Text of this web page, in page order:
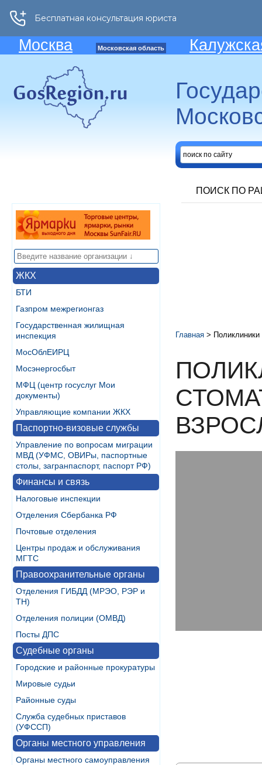
Москва Московская область
ПОИСК ПО
ЖКХ
БТИ
Газпром межрегионгаз
Государственная жилищная
инспекция
МосОблЕИРЦ
Мосэнергосбыт
МФЦ (центр госуслуг Мои
документы)
Управляющие компании ЖКХ
Паспортно-визовые службы
Управление по вопросам миграции
МВД (УФМС, ОВИРы, паспортные
столы, загранпаспорт, паспорт РФ)
Финансы и связь
Налоговые инспекции
Отделения Сбербанка РФ
Почтовые отделения
Центры продаж и обслуживания
МГТС
Правоохранительные органы
Отделения ГИБДД (МРЭО, РЭР и
ТН)
Отделения полиции (ОМВД)
Посты ДПС
Судебные органы
Городские и районные прокуратуры
Мировые судьи
Районные суды
Служба судебных приставов
(УФССП)
Органы местного управления
Органы местного самоуправления
Главная >